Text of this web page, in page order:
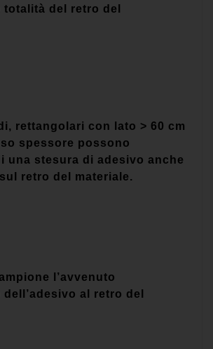
del retro del
rettangolari con lato > 60 cm
spessore possono
una stesura di adesivo anche
retro del materiale.
l’avvenuto
al retro del